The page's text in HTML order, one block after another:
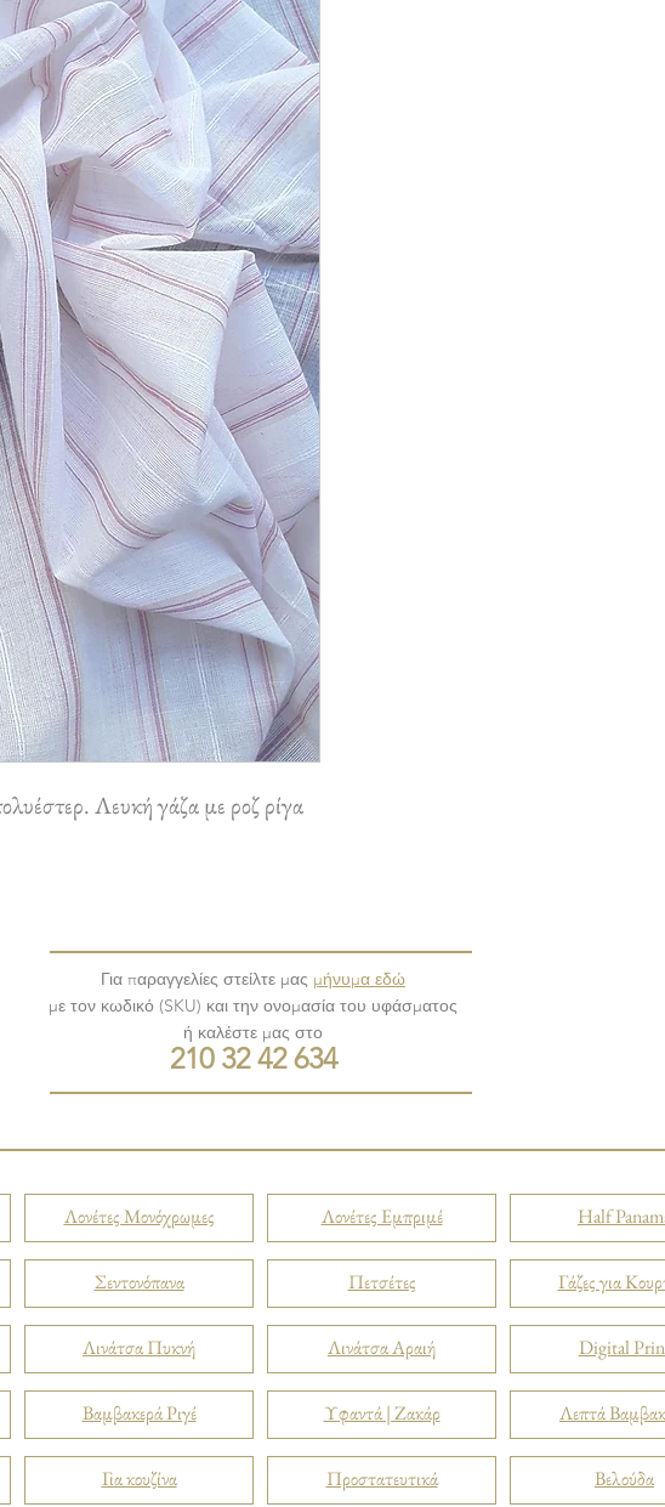
Λευκή γάζα με ροζ ρίγα
Για παραγγελίες στείλτε μας μήνυμα εδώ
με τον κωδικό (SKU) και την ονομασία του υφάσματος
ή καλέστε μας στο
210 32 42 634
Λονέτες Μονόχρωμες
Σεντονόπανα
Λινάτσα Πυκνή
Βαμβακερά Ριγέ
Για κουζίνα
Λονέτες Εμπριμέ
Πετσέτες
Λινάτσα Αραιή
Υφαντά | Ζακάρ
Προστατευτικά
Half
Γάζες για
Digital
Λεπτά
Βελούδα